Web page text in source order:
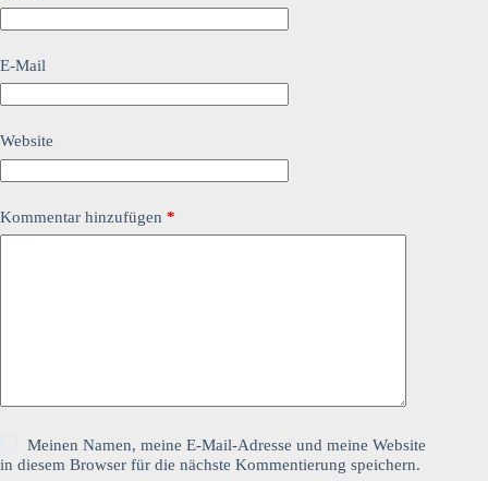
E-Mail
Website
Kommentar hinzufügen *
Meinen Namen, meine E-Mail-Adresse und meine Website
in diesem Browser für die nächste Kommentierung speichern.